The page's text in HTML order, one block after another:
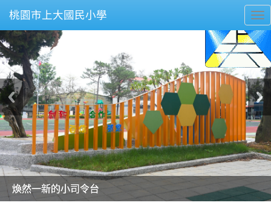
桃園市上大國民小學
美麗的操場是我們活力的來源
美麗的操場是我們活力的來源
煥然一新的小司令台
煥然一新的小司令台
富含桃園埤塘田園風光意象的中廊
富含桃園埤塘田園風光意象的中廊
嶄新的中庭廣場
嶄新的中庭廣場
水生池生生不息
水生池生生不息